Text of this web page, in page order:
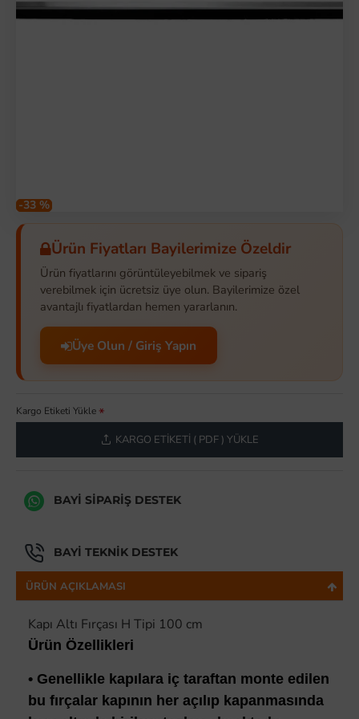
-33 %
Ürün Fiyatları Bayilerimize Özeldir
Ürün fiyatlarını görüntüleyebilmek ve sipariş
verebilmek için ücretsiz üye olun. Bayilerimize özel
avantajlı fiyatlardan hemen yararlanın.
Üye Olun / Giriş Yapın
Kargo Etiketi Yükle
KARGO ETIKETI ( PDF ) YÜKLE
BAYI SIPARIŞ DESTEK
BAYI TEKNIK DESTEK
ÜRÜN AÇIKLAMASI
Kapı Altı Fırçası H Tipi 100 cm
Ürün Özellikleri
• Genellikle kapılara iç taraftan monte edilen
bu fırçalar kapının her açılıp kapanmasında